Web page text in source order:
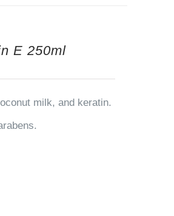
E 250ml
milk, and keratin.